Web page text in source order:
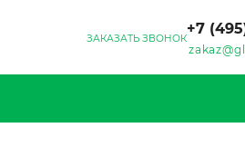
ЗАКАЗАТЬ ЗВОНОК
+7